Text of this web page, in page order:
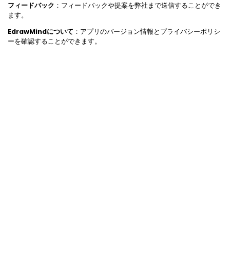
フィードバック ：フィードバックや提案を弊社まで送信することができ
ます。
EdrawMindについて ：アプリのバージョン情報とプライバシーポリシ
ーを確認することができます。